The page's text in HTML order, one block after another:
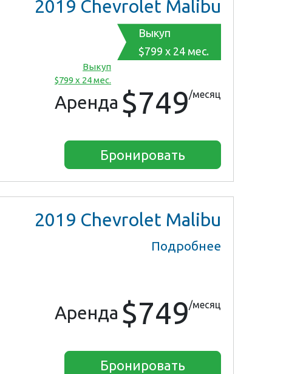
2019 Chevrolet Malibu
Выкуп
$799 x 24 мес.
Выкуп
$799 x 24 мес.
Аренда $749/месяц
Бронировать
2019 Chevrolet Malibu
Подробнее
Аренда $749/месяц
Бронировать